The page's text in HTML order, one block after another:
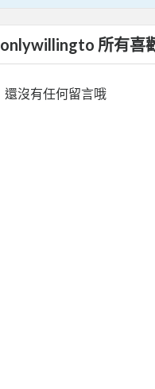
onlywillingto 所有喜
還沒有任何留言哦